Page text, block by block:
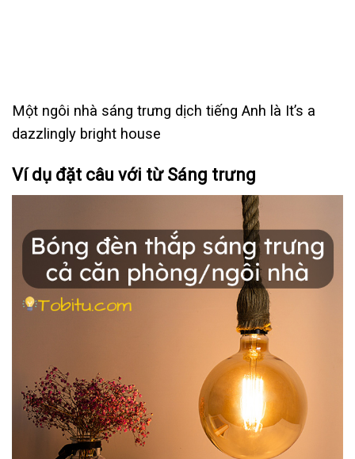
Một ngôi nhà sáng trưng dịch tiếng Anh là It’s a
dazzlingly bright house
Ví dụ đặt câu với từ Sáng trưng